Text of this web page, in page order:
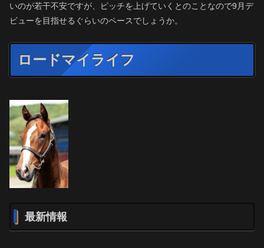
いのが若干不安ですが、ピッチを上げていくとのことなので9月デ
ビューを目指せるぐらいのペースでしょうか。
ロードマイライフ
最新情報